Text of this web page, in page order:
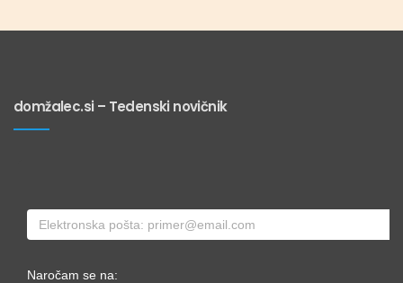
domžalec.si – Tedenski novičnik
Naročam se na: